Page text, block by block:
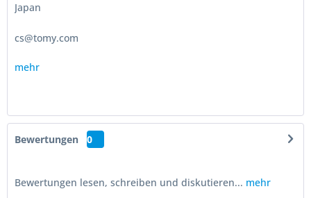
Japan
cs@tomy.com
mehr
Bewertungen 0
Bewertungen lesen, schreiben und diskutieren... mehr